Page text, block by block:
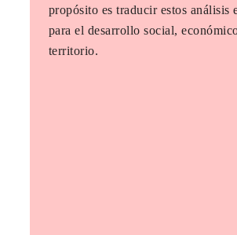
propósito es traducir estos análisis
para el desarrollo social,
territorio.